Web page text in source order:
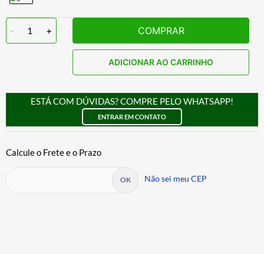
- 1 + COMPRAR
ADICIONAR AO CARRINHO
ESTÁ COM DÚVIDAS? COMPRE PELO WHATSAPP!
ENTRAR EM CONTATO
Não sei meu CEP